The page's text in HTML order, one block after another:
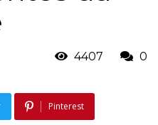
4407 0
Pinterest